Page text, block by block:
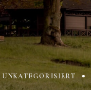
UNKATEGORISIERT